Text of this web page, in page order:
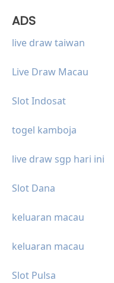
ADS
live draw taiwan
Live Draw Macau
Slot Indosat
togel kamboja
live draw sgp hari ini
Slot Dana
keluaran macau
keluaran macau
Slot Pulsa